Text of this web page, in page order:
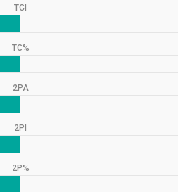
TCI
TC%
2PA
2PI
2P%